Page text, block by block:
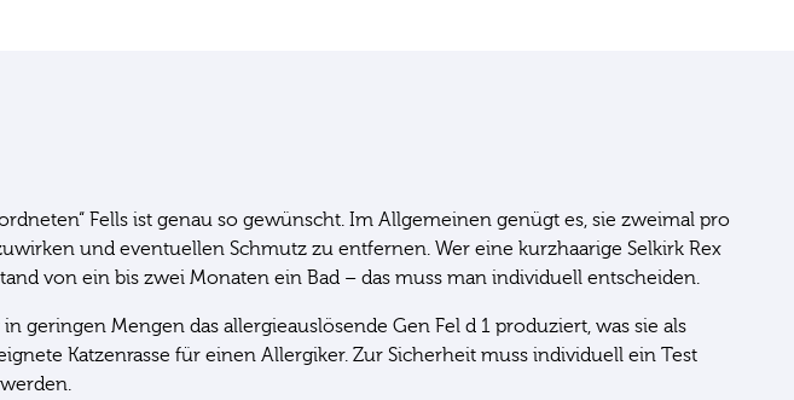
Fells ist genau so gewünscht. Im Allgemeinen genügt es, sie zweimal pro
und eventuellen Schmutz zu entfernen. Wer eine kurzhaarige Selkirk Rex
von ein bis zwei Monaten ein Bad – das muss man individuell entscheiden.
geringen Mengen das allergieauslösende Gen Fel d 1 produziert, was sie als
Katzenrasse für einen Allergiker. Zur Sicherheit muss individuell ein Test